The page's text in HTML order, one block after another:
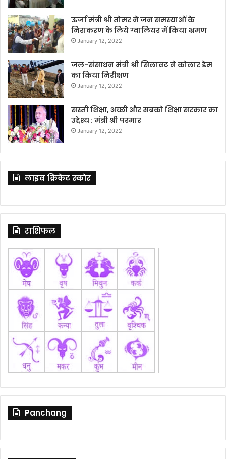
ऊर्जा मंत्री श्री तोमर ने जन समस्याओं के
निराकरण के लिये ग्वालियर में किया भ्रमण
January 12, 2022
जल-संसाधन मंत्री श्री सिलावट ने कोलार डेम
का किया निरीक्षण
January 12, 2022
सस्ती शिक्षा, अच्छी और सबको शिक्षा सरकार का
उद्देश्य : मंत्री श्री परमार
January 12, 2022
लाइव क्रिकेट स्कोर
राशिफल
Panchang